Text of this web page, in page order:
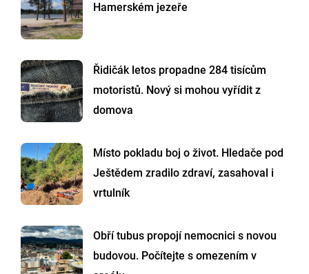
Hamerském jezeře
Řidičák letos propadne 284 tisícům
motoristů. Nový si mohou vyřídit z
domova
Místo pokladu boj o život. Hledače pod
Ještědem zradilo zdraví, zasahoval i
vrtulník
Obří tubus propojí nemocnici s novou
budovou. Počítejte s omezením v